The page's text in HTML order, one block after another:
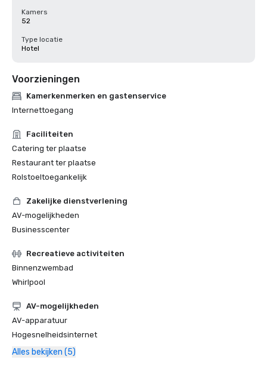
Kamers
52
Type locatie
Hotel
Voorzieningen
Kamerkenmerken en gastenservice
Internettoegang
Faciliteiten
Catering ter plaatse
Restaurant ter plaatse
Rolstoeltoegankelijk
Zakelijke dienstverlening
AV-mogelijkheden
Businesscenter
Recreatieve activiteiten
Binnenzwembad
Whirlpool
AV-mogelijkheden
AV-apparatuur
Hogesnelheidsinternet
Alles bekijken (5)